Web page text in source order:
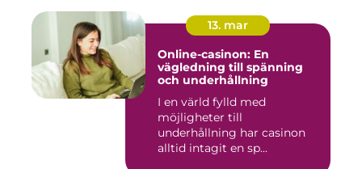
13. mar
Online-casinon: En
vägledning till spänning
och underhållning
I en värld fylld med
möjligheter till
underhållning har casinon
alltid intagit en sp...